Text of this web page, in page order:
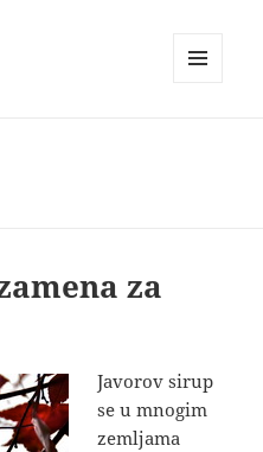
za
Javorov sirup
se u mnogim
zemljama